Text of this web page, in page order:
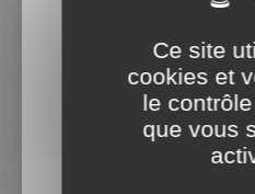
Ce site
cookies et
le
que vous